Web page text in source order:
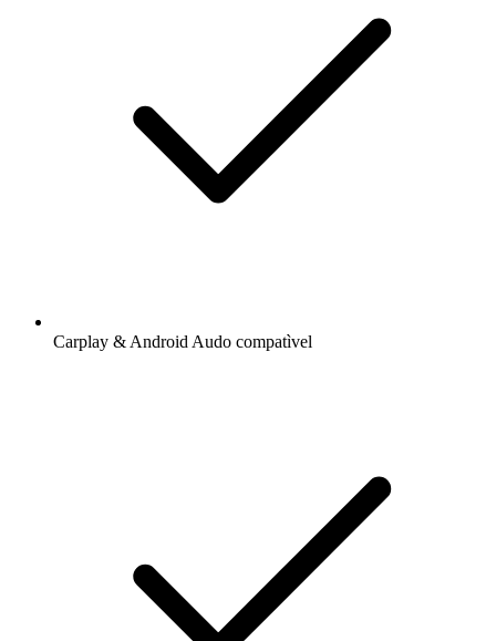
Carplay & Android Audo compatìvel